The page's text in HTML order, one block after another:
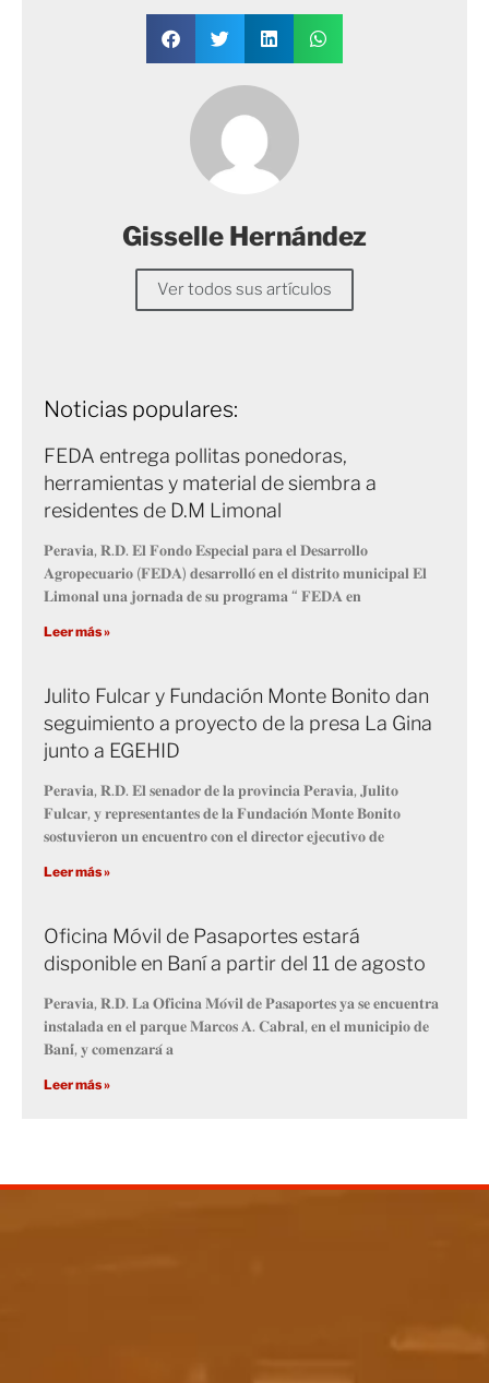
Gisselle Hernández
Ver todos sus artículos
Noticias populares:
FEDA entrega pollitas ponedoras,
herramientas y material de siembra a
residentes de D.M Limonal
𝐏𝐞𝐫𝐚𝐯𝐢𝐚, 𝐑.𝐃. 𝐄𝐥 𝐅𝐨𝐧𝐝𝐨 𝐄𝐬𝐩𝐞𝐜𝐢𝐚𝐥 𝐩𝐚𝐫𝐚 𝐞𝐥 𝐃𝐞𝐬𝐚𝐫𝐫𝐨𝐥𝐥𝐨
𝐀𝐠𝐫𝐨𝐩𝐞𝐜𝐮𝐚𝐫𝐢𝐨 (𝐅𝐄𝐃𝐀) 𝐝𝐞𝐬𝐚𝐫𝐫𝐨𝐥𝐥𝐨́ 𝐞𝐧 𝐞𝐥 𝐝𝐢𝐬𝐭𝐫𝐢𝐭𝐨 𝐦𝐮𝐧𝐢𝐜𝐢𝐩𝐚𝐥 𝐄𝐥
𝐋𝐢𝐦𝐨𝐧𝐚𝐥 𝐮𝐧𝐚 𝐣𝐨𝐫𝐧𝐚𝐝𝐚 𝐝𝐞 𝐬𝐮 𝐩𝐫𝐨𝐠𝐫𝐚𝐦𝐚 “ 𝐅𝐄𝐃𝐀 𝐞𝐧
Leer más »
Julito Fulcar y Fundación Monte Bonito dan
seguimiento a proyecto de la presa La Gina
junto a EGEHID
𝐏𝐞𝐫𝐚𝐯𝐢𝐚, 𝐑.𝐃. 𝐄𝐥 𝐬𝐞𝐧𝐚𝐝𝐨𝐫 𝐝𝐞 𝐥𝐚 𝐩𝐫𝐨𝐯𝐢𝐧𝐜𝐢𝐚 𝐏𝐞𝐫𝐚𝐯𝐢𝐚, 𝐉𝐮𝐥𝐢𝐭𝐨
𝐅𝐮𝐥𝐜𝐚𝐫, 𝐲 𝐫𝐞𝐩𝐫𝐞𝐬𝐞𝐧𝐭𝐚𝐧𝐭𝐞𝐬 𝐝𝐞 𝐥𝐚 𝐅𝐮𝐧𝐝𝐚𝐜𝐢𝐨́𝐧 𝐌𝐨𝐧𝐭𝐞 𝐁𝐨𝐧𝐢𝐭𝐨
𝐬𝐨𝐬𝐭𝐮𝐯𝐢𝐞𝐫𝐨𝐧 𝐮𝐧 𝐞𝐧𝐜𝐮𝐞𝐧𝐭𝐫𝐨 𝐜𝐨𝐧 𝐞𝐥 𝐝𝐢𝐫𝐞𝐜𝐭𝐨𝐫 𝐞𝐣𝐞𝐜𝐮𝐭𝐢𝐯𝐨 𝐝𝐞
Leer más »
Oficina Móvil de Pasaportes estará
disponible en Baní a partir del 11 de agosto
𝐏𝐞𝐫𝐚𝐯𝐢𝐚, 𝐑.𝐃. 𝐋𝐚 𝐎𝐟𝐢𝐜𝐢𝐧𝐚 𝐌𝐨́𝐯𝐢𝐥 𝐝𝐞 𝐏𝐚𝐬𝐚𝐩𝐨𝐫𝐭𝐞𝐬 𝐲𝐚 𝐬𝐞 𝐞𝐧𝐜𝐮𝐞𝐧𝐭𝐫𝐚
𝐢𝐧𝐬𝐭𝐚𝐥𝐚𝐝𝐚 𝐞𝐧 𝐞𝐥 𝐩𝐚𝐫𝐪𝐮𝐞 𝐌𝐚𝐫𝐜𝐨𝐬 𝐀. 𝐂𝐚𝐛𝐫𝐚𝐥, 𝐞𝐧 𝐞𝐥 𝐦𝐮𝐧𝐢𝐜𝐢𝐩𝐢𝐨 𝐝𝐞
𝐁𝐚𝐧𝐢́, 𝐲 𝐜𝐨𝐦𝐞𝐧𝐳𝐚𝐫𝐚́ 𝐚
Leer más »